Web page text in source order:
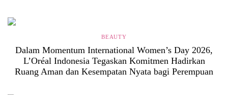
BEAUTY
Dalam Momentum International Women’s Day 2026,
L’Oréal Indonesia Tegaskan Komitmen Hadirkan
Ruang Aman dan Kesempatan Nyata bagi Perempuan